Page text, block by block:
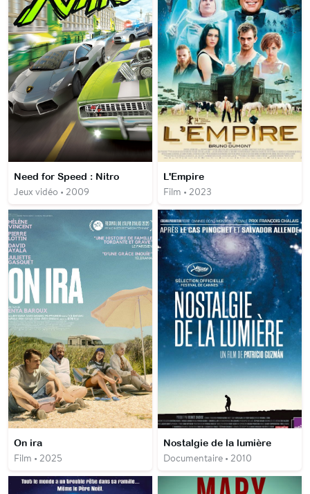
Need for Speed : Nitro
Jeux vidéo • 2009
L'Empire
Film • 2023
On ira
Film • 2025
Nostalgie de la lumière
Documentaire • 2010